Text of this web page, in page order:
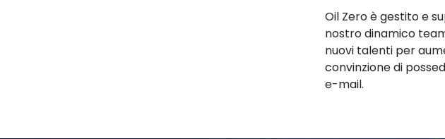
Oil Zero è gestito e
nostro dinamico
nuovi talenti per
convinzione di
e-mail.